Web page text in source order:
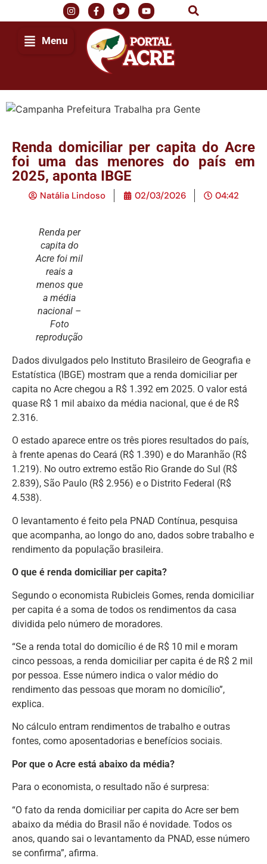
Menu
Renda domiciliar per capita do Acre
foi uma das menores do país em
2025, aponta IBGE
Natália Lindoso 02/03/2026 04:42
Renda per
capita do
Acre foi mil
reais a
menos que
a média
nacional –
Foto
reprodução
Dados divulgados pelo Instituto Brasileiro de Geografia e
Estatística (IBGE) mostram que a renda domiciliar per
capita no Acre chegou a R$ 1.392 em 2025. O valor está
quase R$ 1 mil abaixo da média nacional, que é de R$
2.316.
O estado aparece entre os três piores resultados do país,
à frente apenas do Ceará (R$ 1.390) e do Maranhão (R$
1.219). No outro extremo estão Rio Grande do Sul (R$
2.839), São Paulo (R$ 2.956) e o Distrito Federal (R$
4.538).
O levantamento é feito pela PNAD Contínua, pesquisa
que acompanha, ao longo do ano, dados sobre trabalho e
rendimento da população brasileira.
O que é renda domiciliar per capita?
Segundo o economista Rubicleis Gomes, renda domiciliar
per capita é a soma de todos os rendimentos da casa
dividida pelo número de moradores.
“Se a renda total do domicílio é de R$ 10 mil e moram
cinco pessoas, a renda domiciliar per capita é de R$ 2 mil
por pessoa. Esse número indica o valor médio do
rendimento das pessoas que moram no domicílio”,
explica.
No cálculo entram rendimentos de trabalho e outras
fontes, como aposentadorias e benefícios sociais.
Por que o Acre está abaixo da média?
Para o economista, o resultado não é surpresa:
“O fato da renda domiciliar per capita do Acre ser bem
abaixo da média do Brasil não é novidade. Todos os
anos, quando sai o levantamento da PNAD, esse número
se confirma”, afirma.